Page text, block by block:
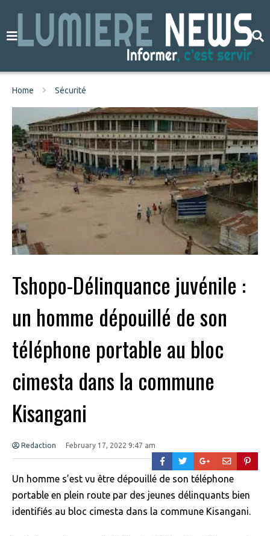
Home Sécurité
Tshopo-Délinquance juvénile :
un homme dépouillé de son
téléphone portable au bloc
cimesta dans la commune
Kisangani
Redaction February 17, 2022 9:47 am
Un homme s’est vu être dépouillé de son téléphone
portable en plein route par des jeunes délinquants bien
identifiés au bloc cimesta dans la commune Kisangani.